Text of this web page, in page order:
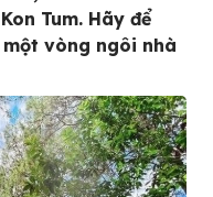
Tum. Hãy để
vòng ngôi nhà